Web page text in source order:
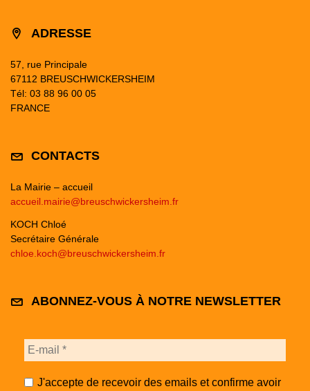
ADRESSE
57, rue Principale
67112 BREUSCHWICKERSHEIM
Tél: 03 88 96 00 05
FRANCE
CONTACTS
La Mairie – accueil
accueil.mairie@breuschwickersheim.fr
KOCH Chloé
Secrétaire Générale
chloe.koch@breuschwickersheim.fr
ABONNEZ-VOUS À NOTRE NEWSLETTER
J'accepte de recevoir des emails et confirme avoir